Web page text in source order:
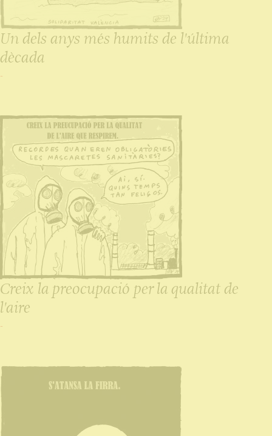
Un dels anys més humits de l'última
dècada
-
Creix la preocupació per la qualitat de
l'aire
-